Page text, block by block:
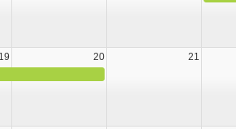
19 20 21